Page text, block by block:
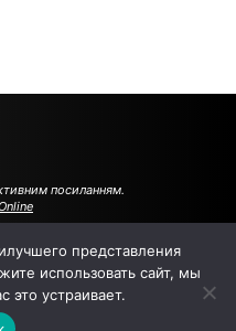
посиланням.
РЕКЛАМА НА САЙТІ
представления
использовать сайт, мы
это устраивает.